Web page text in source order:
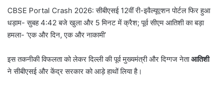
CBSE Portal Crash 2026: सीबीएसई 12वीं री-इवैल्यूएशन पोर्टल फिर हुआ
धड़ाम- सुबह 4:42 बजे खुला और 5 मिनट में क्रैश; पूर्व सीएम आतिशी का बड़ा
हमला- ‘एक और दिन, एक और नाकामी’
इस तकनीकी विफलता को लेकर दिल्ली की पूर्व मुख्यमंत्री और दिग्गज नेताआतिशी
ने सीबीएसई और केंद्र सरकार को आड़े हाथों लिया है।